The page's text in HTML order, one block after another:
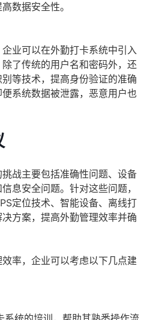
数据安全性。
业可以在外勤打卡系统中引入
了传统的用户名和密码外，还
等技术，提高身份验证的准确
系统数据被泄露，恶意用户也
战主要包括准确性问题、设备
息安全问题。针对这些问题，
定位技术、智能设备、离线打
方案，提高外勤管理效率并确
率，企业可以考虑以下几点建